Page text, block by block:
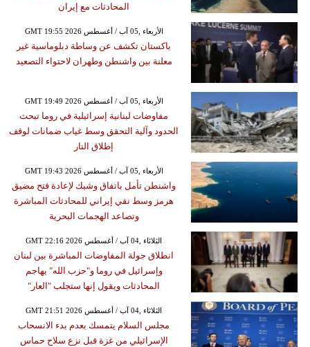
المحادثات مع إيران
GMT 19:55 2026 الأربعاء ,05 آب / أغسطس
باكستان تكشف عن وساطة دبلوماسية غير
معلنة بين واشنطن وطهران لاحتواء التصعيد
GMT 19:49 2026 الأربعاء ,05 آب / أغسطس
مفاوضات لبنانية إسرائيلية في روما تبحث
الحدود وآلية التحقق وسط غياب ضمانات لوقف
إطلاق النار
GMT 19:43 2026 الأربعاء ,05 آب / أغسطس
واشنطن تأمل باتفاق وشيك لإعادة فتح مضيق
هرمز وسط نفي إيراني للمحادثات المباشرة
وتصاعد الهجمات البحرية
GMT 22:16 2026 الثلاثاء ,04 آب / أغسطس
انطلاق جولة المفاوضات المباشرة بين لبنان
وإسرائيل في روما و"حزب الله" يهاجم
المحادثات ويقول إنها ستجلب "العار"
GMT 21:51 2026 الثلاثاء ,04 آب / أغسطس
مجلس السلام يتمسك بعدم بدء الانسحاب
الإسرائيلي من غزة قبل نزع سلاح حماس